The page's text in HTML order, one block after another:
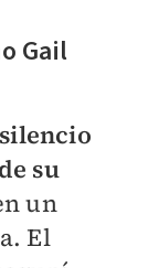
Gail
su
un
El